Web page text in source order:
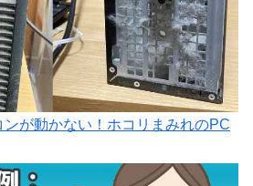
が動かない！ホコリまみれのPC